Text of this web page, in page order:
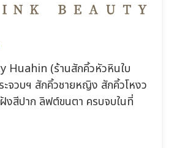
Huahin (ร้านสักคิ้วหัวหินใบ
จวบฯ สักคิ้วชายหญิง สักคิ้วโหงว
งสีปาก ลิฟต์ขนตา ครบจบในที่